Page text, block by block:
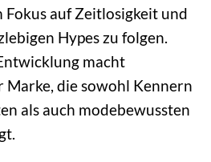
Fokus auf Zeitlosigkeit und
Hypes zu folgen.
macht
Marke, die sowohl Kennern
als auch modebewussten